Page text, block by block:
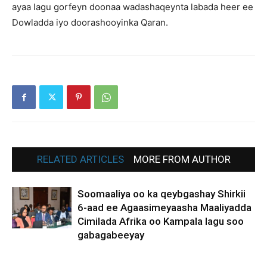
ayaa lagu gorfeyn doonaa wadashaqeynta labada heer ee
Dowladda iyo doorashooyinka Qaran.
RELATED ARTICLES MORE FROM AUTHOR
Soomaaliya oo ka qeybgashay Shirkii
6-aad ee Agaasimeyaasha Maaliyadda
Cimilada Afrika oo Kampala lagu soo
gabagabeeyay